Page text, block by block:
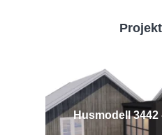
Husmodell 3442